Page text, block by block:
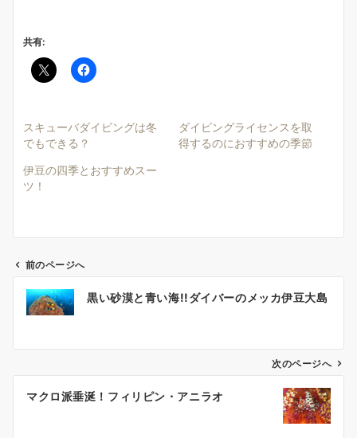
共有:
スキューバダイビングは冬
でもできる？
ダイビングライセンスを取
得するのにおすすめの季節
伊豆の四季とおすすめスー
ツ！
前のページへ
黒い砂漠と青い海!!ダイバーのメッカ伊豆大島
次のページへ
マクロ派垂涎！フィリピン・アニラオ